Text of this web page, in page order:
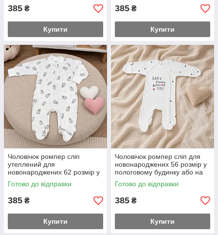
385 ₴
Купити
385 ₴
Купити
Чоловічок ромпер сліп
утеплений для
новонароджених 62 розмір у
пологовий будинок або на
виписку якість супер
Готово до відправки
385 ₴
Купити
Чоловічок ромпер сліп для
новонароджених 56 розмір у
пологовому будинку або на
виписку якість супер
Готово до відправки
385 ₴
Купити